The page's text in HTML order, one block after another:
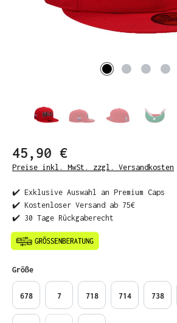
45,90 €
Preise inkl. MwSt. zzgl. Versandkosten
✔️ Exklusive Auswahl an Premium Caps
✔️ Kostenloser Versand ab 75€
✔️ 30 Tage Rückgaberecht
Größeauswählen
678 7 718 714 738